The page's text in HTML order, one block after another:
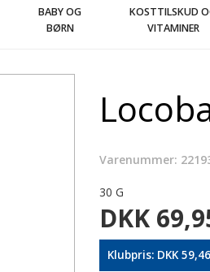
BABY OG
BØRN
KOSTTILSKUD
VITAMINER
Varenummer:
30 G
DKK
Klubpris: DKK 59,46